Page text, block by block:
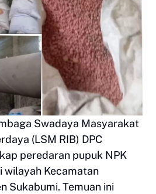
Swadaya Masyarakat
(LSM RIB) DPC
peredaran pupuk NPK
wilayah Kecamatan
Sukabumi. Temuan ini